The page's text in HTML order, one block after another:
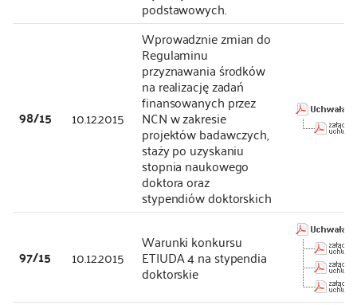
podstawowych.
98/15 10.12.2015
Wprowadznie zmian do
Regulaminu
przyznawania środków
na realizację zadań
finansowanych przez
NCN w zakresie
projektów badawczych,
staży po uzyskaniu
stopnia naukowego
doktora oraz
stypendiów doktorskich
97/15 10.12.2015
Warunki konkursu
ETIUDA 4 na stypendia
doktorskie